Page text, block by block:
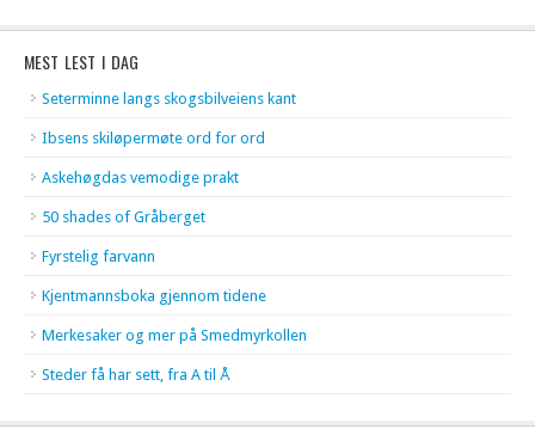
MEST LEST I DAG
Seterminne langs skogsbilveiens kant
Ibsens skiløpermøte ord for ord
Askehøgdas vemodige prakt
50 shades of Gråberget
Fyrstelig farvann
Kjentmannsboka gjennom tidene
Merkesaker og mer på Smedmyrkollen
Steder få har sett, fra A til Å